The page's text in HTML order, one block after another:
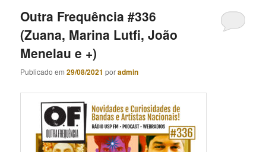
Outra Frequência #336
(Zuana, Marina Lutfi, João
Menelau e +)
Publicado em29/08/2021 poradmin